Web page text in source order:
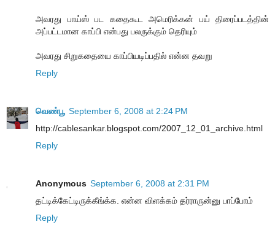
அவரது பாய்ஸ் பட கதைகூட அமெரிக்கன் பய் திரைப்படத்தின்
அப்பட்டமான காப்பி என்பது பலருக்கும் தெரியும்
அவரது சிறுகதையை காப்பியடிப்பதில் என்ன தவறு
Reply
வெண்பூ September 6, 2008 at 2:24 PM
http://cablesankar.blogspot.com/2007_12_01_archive.html
Reply
Anonymous September 6, 2008 at 2:31 PM
தட்டிக்கேட்டிருக்கீங்க்க. என்ன விளக்கம் தர்ராருன்னு பாப்போம்
Reply